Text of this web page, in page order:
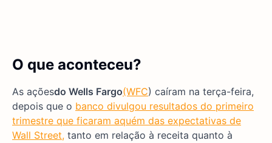
O que aconteceu?
As açõesdo Wells Fargo(WFC) caíram na terça-feira,
depois que o banco divulgou resultados do primeiro
trimestre que ficaram aquém das expectativas de
Wall Street, tanto em relação à receita quanto à